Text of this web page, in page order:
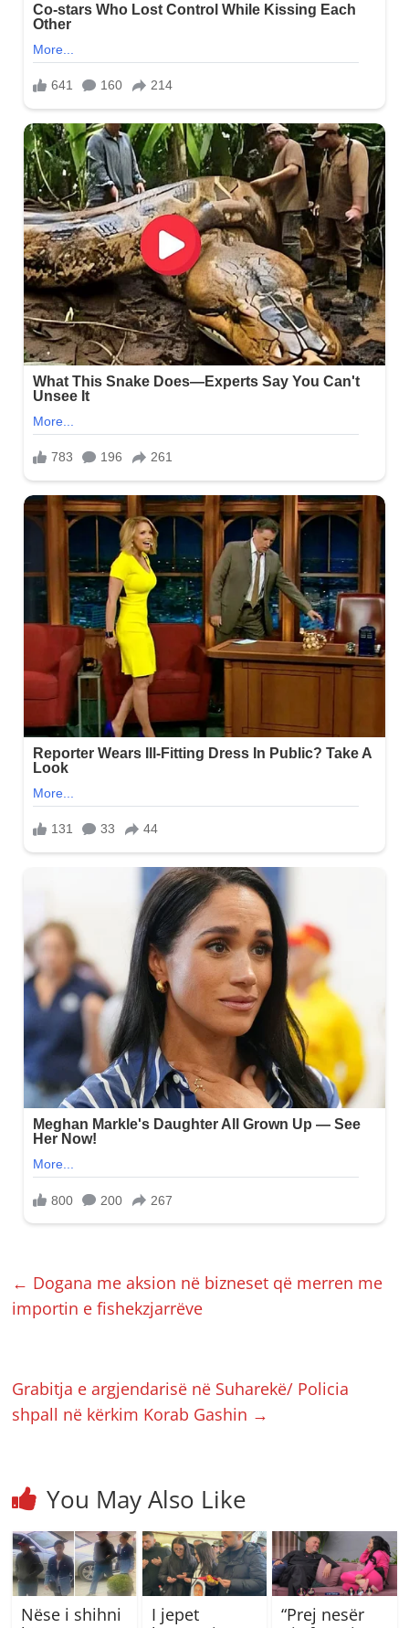
← Dogana me aksion në bizneset që merren me
importin e fishekzjarrëve
Grabitja e argjendarisë në Suharekë/ Policia
shpall në kërkim Korab Gashin →
You May Also Like
Nëse i shihni
I jepet
“Prej nesër